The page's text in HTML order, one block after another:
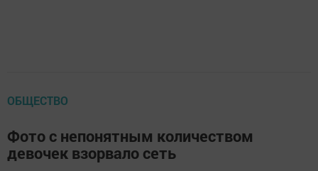
ОБЩЕСТВО
Фото с непонятным количеством
девочек взорвало сеть